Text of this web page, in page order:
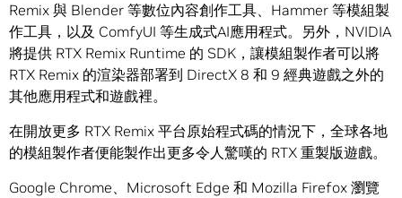
Remix 與 Blender 等數位內容創作工具、 Hammer 等模組製
作工具，以及 ComfyUI 等生成式AI應用程式。另外， NVIDIA
將提供 RTX Remix Runtime 的 SDK ，讓模組製作者可以將
RTX Remix 的渲染器部署到 DirectX 8 和 9 經典遊戲之外的
其他應用程式和遊戲裡。
在開放更多 RTX Remix 平台原始程式碼的情況下，全球各地
的模組製作者便能製作出更多令人驚嘆的 RTX 重製版遊戲。
Google Chrome、Microsoft Edge 和 Mozilla Firefox 瀏覽